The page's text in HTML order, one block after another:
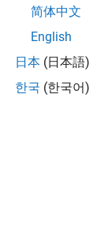
简体中文
English
日本 (日本語)
한국 (한국어)